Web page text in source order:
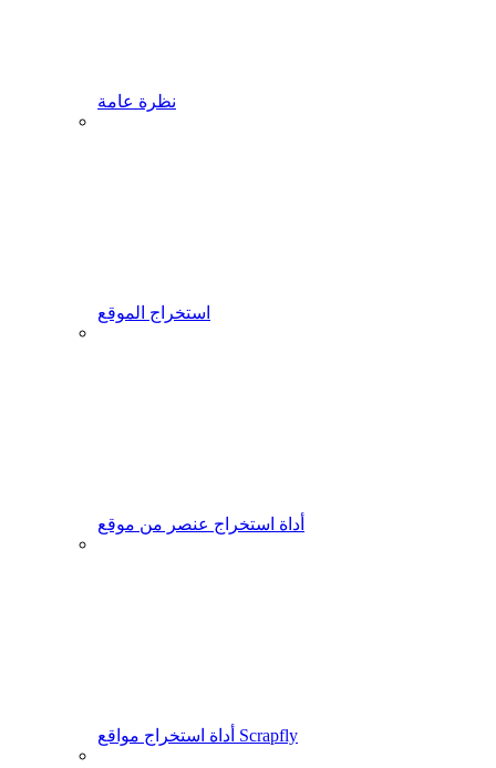
نظرة عامة
استخراج الموقع
أداة استخراج عنصر من موقع
أداة استخراج مواقع Scrapfly